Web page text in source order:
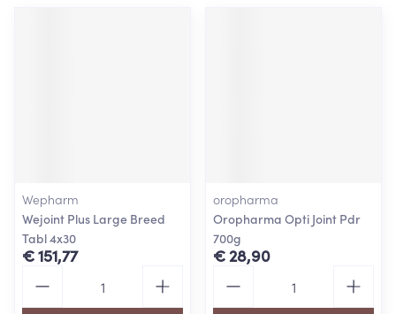
Wepharm
Wejoint Plus Large Breed
Tabl 4x30
€ 151,77
oropharma
Oropharma Opti Joint Pdr
700g
€ 28,90